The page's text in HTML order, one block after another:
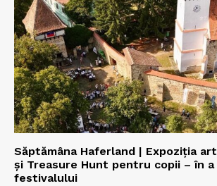
Săptămâna Haferland | Expoziţia
şi Treasure Hunt pentru copii – în
festivalului